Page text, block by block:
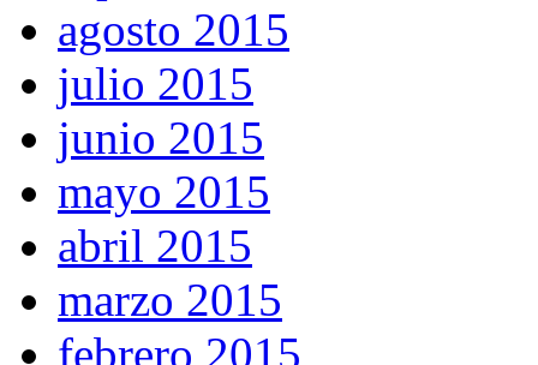
agosto 2015
julio 2015
junio 2015
mayo 2015
abril 2015
marzo 2015
febrero 2015